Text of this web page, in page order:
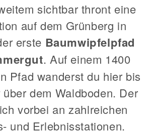
sichtbar thront eine
auf dem Grünberg in
erste Baumwipfelpfad
. Auf einem 1400
Pfad wanderst du hier bis
dem Waldboden. Der
vorbei an zahlreichen
und Erlebnisstationen.